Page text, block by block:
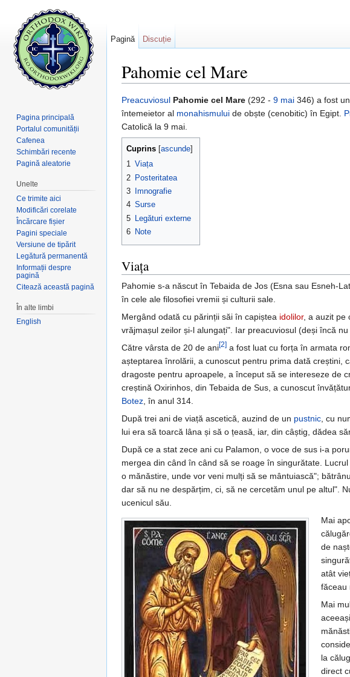
Pahomie cel Mare
Preacuviosul Pahomie cel Mare (292 - 9 mai 346) a fost
întemeietor al monahismului de obște (cenobitic) în Egipt.
Catolică la 9 mai.
Cuprins ascunde
1 Viața
2 Posteritatea
3
Imnografie
4 Surse
5
Legături externe
6 Note
Viața
Pahomie s-a născut în Tebaida de Jos (Esna sau Esneh-
în cele ale filosofiei vremii și culturii sale.
Mergând odată cu părinții săi în capiștea idolilor, a auzit pe
vrăjmașul zeilor și-l alungați". Iar preacuviosul (deși încă
Către vârsta de 20 de ani[2] a fost luat cu forța în armata
așteptarea înrolării, a cunoscut pentru prima dată creștini,
dragoste pentru aproapele, a început să se intereseze de
creștină Oxirinhos, din Tebaida de Sus, a cunoscut
Botez, în anul 314.
După trei ani de viață ascetică, auzind de un pustnic, cu
lui era să toarcă lâna și să o țeasă, iar, din câștig, dădea
După ce a stat zece ani cu Palamon, o voce de sus i-a
mergea din când în când să se roage în singurătate.
o mănăstire, unde vor veni mulți să se mântuiască";
dar să nu ne despărțim, ci, să ne cercetăm unul pe altul".
ucenicul său.
Mai
de
atât
făceau
Mai
la
direct
Pagină Discuție
Pagina principală
Portalul comunității
Cafenea
Schimbări recente
Pagină aleatorie
Unelte
Ce trimite aici
Modificări corelate
Încărcare fișier
Pagini speciale
Versiune de tipărit
Legătură permanentă
Informații despre
pagină
Citează această pagină
În alte limbi
English